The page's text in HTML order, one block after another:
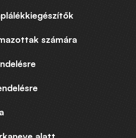
számára